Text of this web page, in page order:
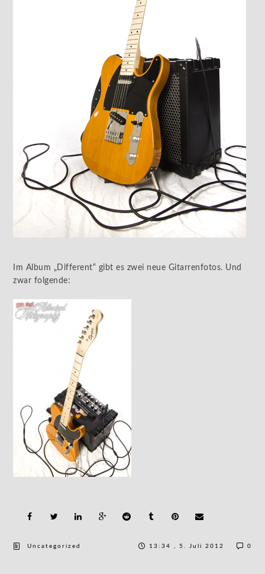
Im Album „Different“ gibt es zwei neue Gitarrenfotos. Und
zwar folgende:
Uncategorized 13:34 , 5. Juli 2012 0